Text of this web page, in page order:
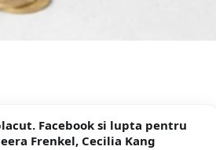
Facebook si lupta pentru
Frenkel, Cecilia Kang